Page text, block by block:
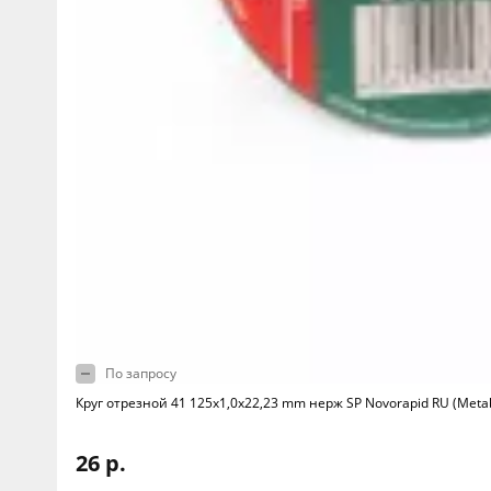
По запросу
Круг отрезной 41 125х1,0х22,23 mm нерж SP Novorapid RU
26 р.